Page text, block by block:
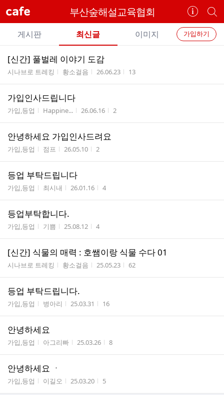
cafe 부산숲해설교육협회
카
페
정
보
개
별
카
페
카
페
메
뉴
가입하기
게시판 최신글 이미지
전
체
글
리
[신간] 풀벌레 이야기 도감
게시판명
시나브로 트레킹 작성자
황소걸음 작성시간
26.06.23 조회수
13
가입인사드립니다
게시판명
가입,등업 작성자
Happine... 작성시간
26.06.16 조회수
2
안녕하세요 가입인사드려요
게시판명
가입,등업 작성자
점프 작성시간
26.05.10 조회수
2
등업 부탁드립니다
게시판명
가입,등업 작성자
최시내 작성시간
26.01.16 조회수
4
등업부탁합니다.
게시판명
가입,등업 작성자
기쁨 작성시간
25.08.12 조회수
4
[신간] 식물의 매력 : 호쌤이랑 식물 수다 01
게시판명
시나브로 트레킹 작성자
황소걸음 작성시간
25.05.23 조회수
62
등업 부탁드립니다.
게시판명
가입,등업 작성자
병아리 작성시간
25.03.31 조회수
16
안녕하세요
게시판명
가입,등업 작성자
아그리빠 작성시간
25.03.26 조회수
8
안녕하세요 ㆍ
게시판명
가입,등업 작성자
이길오 작성시간
25.03.20 조회수
5